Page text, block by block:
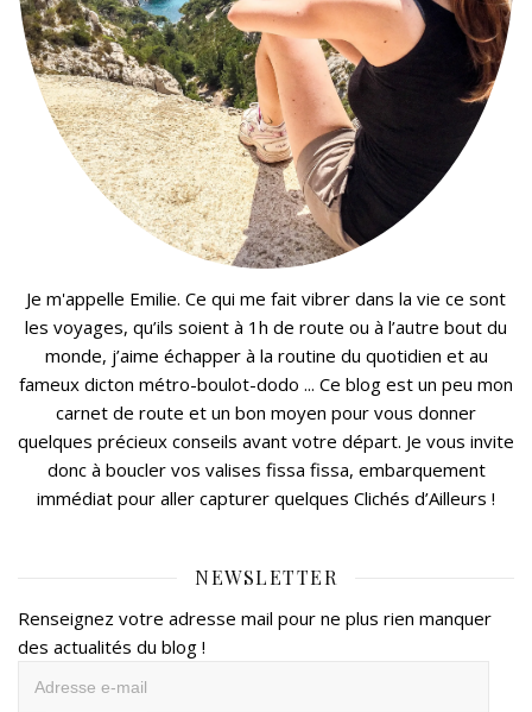
Je m'appelle Emilie. Ce qui me fait vibrer dans la vie ce sont
les voyages, qu’ils soient à 1h de route ou à l’autre bout du
monde, j’aime échapper à la routine du quotidien et au
fameux dicton métro-boulot-dodo ... Ce blog est un peu mon
carnet de route et un bon moyen pour vous donner
quelques précieux conseils avant votre départ. Je vous invite
donc à boucler vos valises fissa fissa, embarquement
immédiat pour aller capturer quelques Clichés d’Ailleurs !
NEWSLETTER
Renseignez votre adresse mail pour ne plus rien manquer
des actualités du blog !